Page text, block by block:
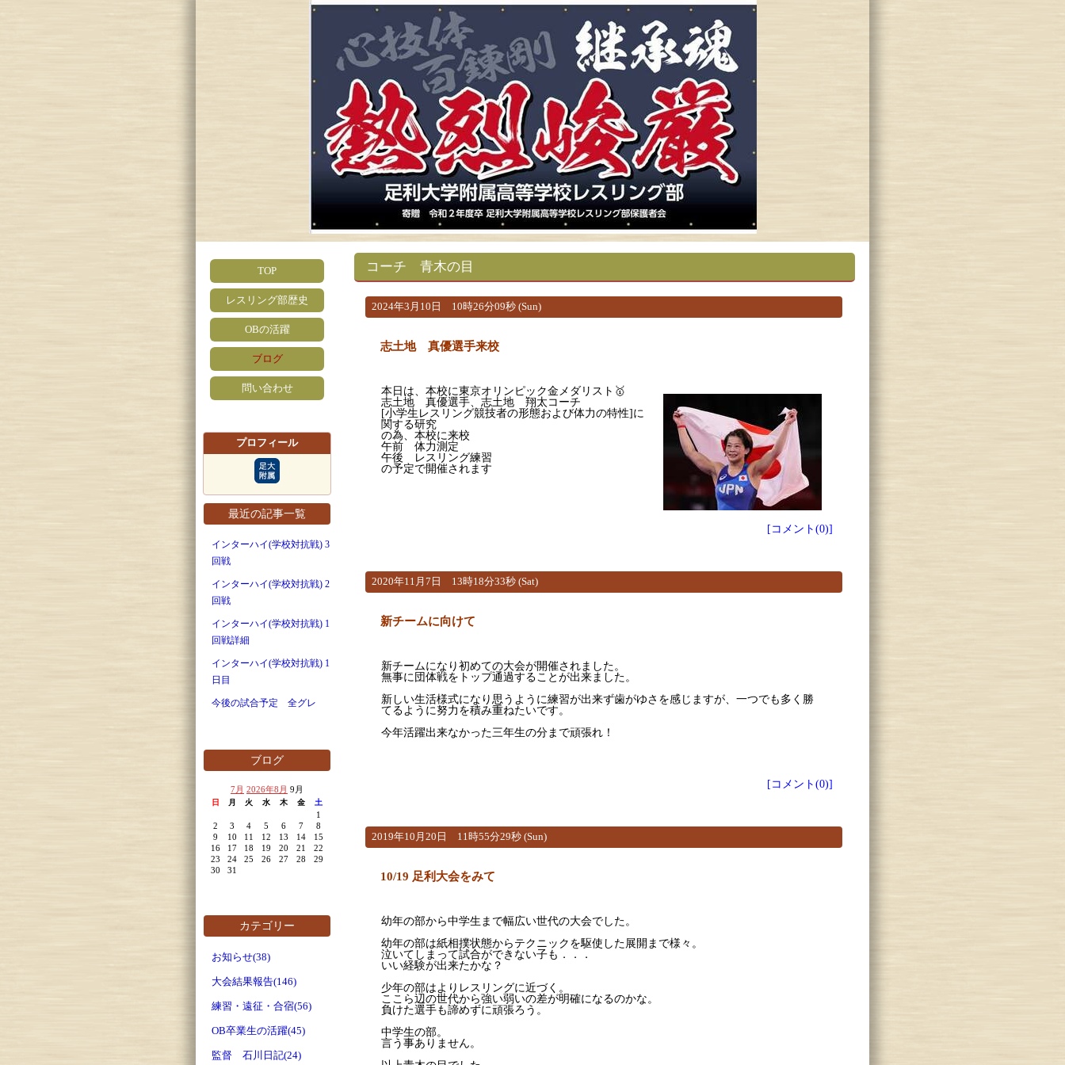
コーチ 青木の目
2024年3月10日 10時26分09秒 (Sun)
志土地 真優選手来校
本日は、本校に東京オリンピック金メダリスト🥇
志土地 真優選手、志土地 翔太コーチ
[小学生レスリング競技者の形態および体力の特性]に
関する研究
の為、本校に来校
午前 体力測定
午後 レスリング練習
の予定で開催されます
[コメント(0)]
2020年11月7日 13時18分33秒 (Sat)
新チームに向けて
新チームになり初めての大会が開催されました。
無事に団体戦をトップ通過することが出来ました。
新しい生活様式になり思うように練習が出来ず歯がゆさを感じますが、一つでも多く勝
てるように努力を積み重ねたいです。
今年活躍出来なかった三年生の分まで頑張れ！
[コメント(0)]
2019年10月20日 11時55分29秒 (Sun)
10/19 足利大会をみて
幼年の部から中学生まで幅広い世代の大会でした。
幼年の部は紙相撲状態からテクニックを駆使した展開まで様々。
泣いてしまって試合ができない子も．．．
いい経験が出来たかな？
少年の部はよりレスリングに近づく。
ここら辺の世代から強い弱いの差が明確になるのかな。
負けた選手も諦めずに頑張ろう。
中学生の部。
言う事ありません。
TOP
レスリング部歴史
OBの活躍
ブログ
問い合わせ
プロフィール
最近の記事一覧
インターハイ(学校対抗戦) 3
回戦
インターハイ(学校対抗戦) 2
回戦
インターハイ(学校対抗戦) 1
回戦詳細
インターハイ(学校対抗戦) 1
日目
今後の試合予定 全グレ
ブログ
7月 2026年8月 9月
日 月 火 水 木 金 土
1
2
3 4 5 6 7
8
9
10 11 12 13 14
15
16
17 18 19 20 21
22
23
24 25 26 27 28
29
30
31
カテゴリー
お知らせ(38)
大会結果報告(146)
練習・遠征・合宿(56)
OB卒業生の活躍(45)
監督 石川日記(24)